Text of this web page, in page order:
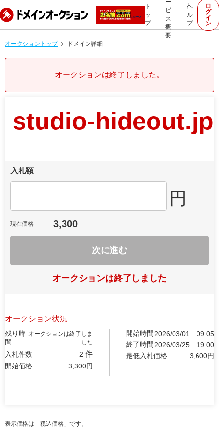
ト
ッ
プ
ー
ビ
ス
概
要
ヘ
ル
プ
ロ
グ
イ
ン
オークショントップ ドメイン詳細
オークションは終了しました。
studio-hideout.jp
入札額
円
現在価格 3,300
次に進む
オークションは終了しました
オークション状況
残り時
間
オークションは終了しま
した
入札件数 2 件
開始価格 3,300円
開始時間 2026/03/01
09:05
終了時間 2026/03/25
19:00
最低入札価格
3,600円
表示価格は「税込価格」です。